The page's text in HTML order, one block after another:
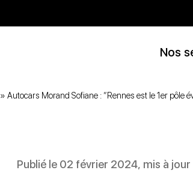
Nos
» Autocars Morand Sofiane : “Rennes est le 1er pôle
Publié le 02 février 2024, mis à